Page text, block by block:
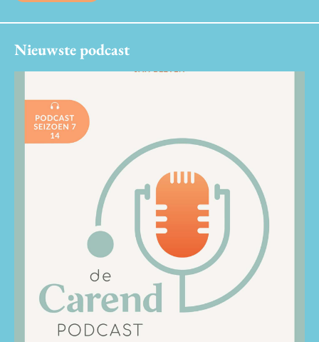
Nieuwste podcast